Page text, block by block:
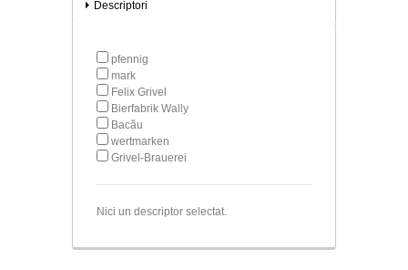
Descriptori
pfennig
mark
Felix Grivel
Bierfabrik Wally
Bacău
wertmarken
Grivel-Brauerei
Nici un descriptor selectat.